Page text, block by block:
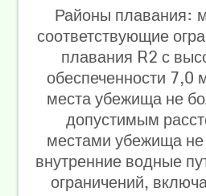
Районы плавания:
соответствующие
плавания R2 с
обеспеченности 7,0
места убежища не
допустимым
местами убежища
внутренние водные
ограничений,